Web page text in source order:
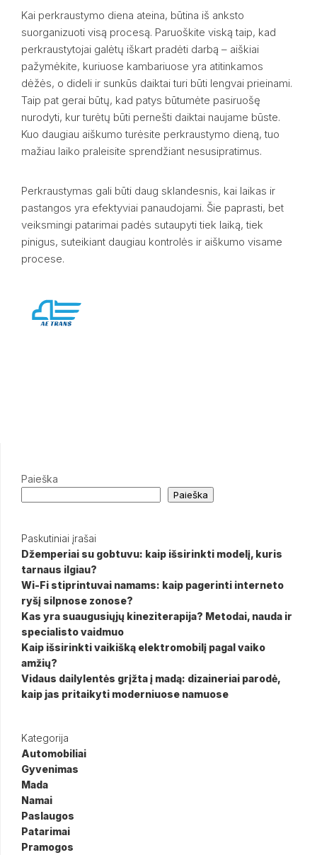
Kai perkraustymo diena ateina, būtina iš anksto
suorganizuoti visą procesą. Paruoškite viską taip, kad
perkraustytojai galėtų iškart pradėti darbą – aiškiai
pažymėkite, kuriuose kambariuose yra atitinkamos
dėžės, o dideli ir sunkūs daiktai turi būti lengvai prieinami.
Taip pat gerai būtų, kad patys būtumėte pasiruošę
nurodyti, kur turėtų būti pernešti daiktai naujame būste.
Kuo daugiau aiškumo turėsite perkraustymo dieną, tuo
mažiau laiko praleisite sprendžiant nesusipratimus.
Perkraustymas gali būti daug sklandesnis, kai laikas ir
pastangos yra efektyviai panaudojami. Šie paprasti, bet
veiksmingi patarimai padės sutaupyti tiek laiką, tiek
pinigus, suteikiant daugiau kontrolės ir aiškumo visame
procese.
Paieška
Paieška
Paskutiniai įrašai
Džemperiai su gobtuvu: kaip išsirinkti modelį, kuris
tarnaus ilgiau?
Wi-Fi stiprintuvai namams: kaip pagerinti interneto
ryšį silpnose zonose?
Kas yra suaugusiųjų kineziterapija? Metodai, nauda ir
specialisto vaidmuo
Kaip išsirinkti vaikišką elektromobilį pagal vaiko
amžių?
Vidaus dailylentės grįžta į madą: dizaineriai parodė,
kaip jas pritaikyti moderniuose namuose
Kategorija
Automobiliai
Gyvenimas
Mada
Namai
Paslaugos
Patarimai
Pramogos